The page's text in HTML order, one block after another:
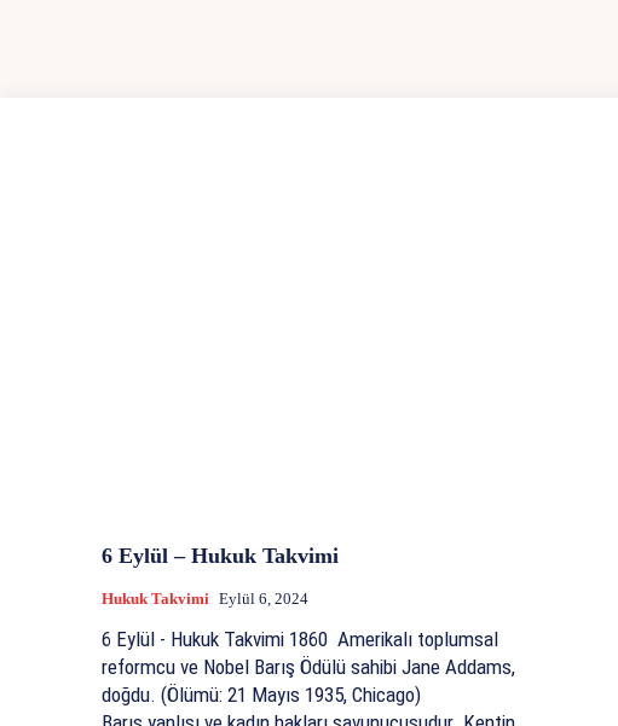
6 Eylül – Hukuk Takvimi
Hukuk Takvimi Eylül 6, 2024
6 Eylül - Hukuk Takvimi 1860 Amerikalı toplumsal
reformcu ve Nobel Barış Ödülü sahibi Jane Addams,
doğdu. (Ölümü: 21 Mayıs 1935, Chicago)